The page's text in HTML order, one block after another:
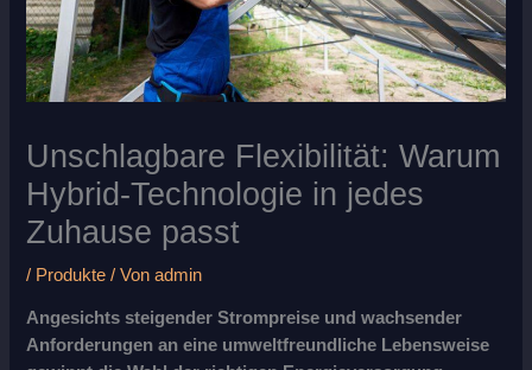
Unschlagbare Flexibilität: Warum
Hybrid-Technologie in jedes
Zuhause passt
/ Produkte / Vonadmin
Angesichts steigender Strompreise und wachsender
Anforderungen an eine umweltfreundliche Lebensweise